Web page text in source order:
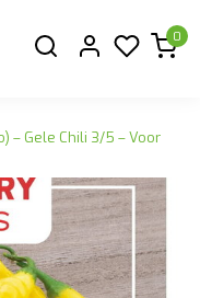
0
– Gele Chili 3/5 – Voor